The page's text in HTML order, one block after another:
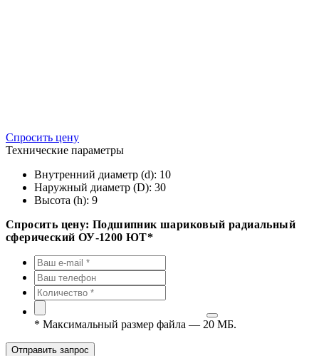
Спросить цену
Технические параметры
Внутренний диаметр (d): 10
Наружный диаметр (D): 30
Высота (h): 9
Спросить цену: Подшипник шариковый радиальный
сферический ОУ-1200 ЮТ*
* Максимальный размер файла — 20 МБ.
Отправить запрос